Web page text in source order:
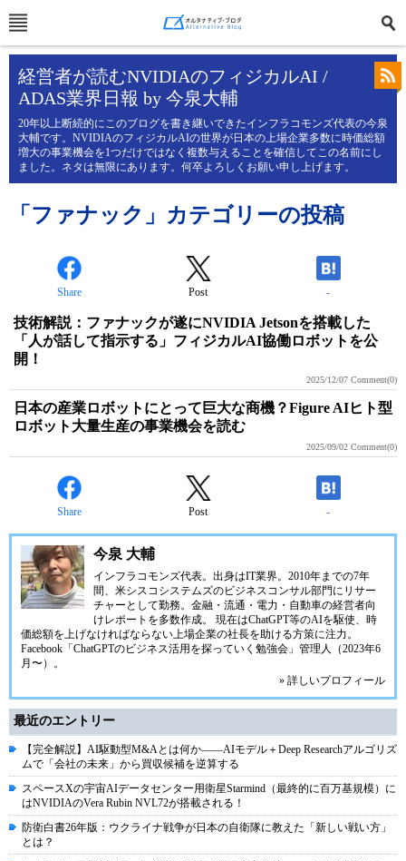
経営者が読むNVIDIAのフィジカルAI /
ADAS業界日報 by 今泉大輔
20年以上断続的にこのブログを書き継いできたインフラコモンズ代表の今泉
大輔です。NVIDIAのフィジカルAIの世界が日本の上場企業多数に時価総額
増大の事業機会を1つだけではなく複数与えることを確信してこの名前にし
ました。ネタは無限にあります。何卒よろしくお願い申し上げます。
「ファナック」カテゴリーの投稿
Share Post -
技術解説：ファナックが遂にNVIDIA Jetsonを搭載した
「人が話して指示する」フィジカルAI協働ロボットを公
開！
2025/12/07 Comment(0)
日本の産業ロボットにとって巨大な商機？Figure AIヒト型
ロボット大量生産の事業機会を読む
2025/09/02 Comment(0)
Share Post -
今泉 大輔
インフラコモンズ代表。出身はIT業界。2010年までの7年
間、米シスコシステムズのビジネスコンサル部門にリサー
チャーとして勤務。金融・流通・電力・自動車の経営者向
けレポートを多数作成。 現在はChatGPT等のAIを駆使、時
価総額を上げなければならない上場企業の社長を助ける方策に注力。
Facebook「ChatGPTのビジネス活用を探っていく勉強会」管理人（2023年6
月〜）。
» 詳しいプロフィール
最近のエントリー
【完全解説】AI駆動型M&Aとは何か――AIモデル＋Deep Researchアルゴリズ
ムで「会社の未来」から買収候補を逆算する
スペースXの宇宙AIデータセンター用衛星Starmind（最終的に百万基規模）に
はNVIDIAのVera Rubin NVL72が搭載される！
防衛白書26年版：ウクライナ戦争が日本の自衛隊に教えた「新しい戦い方」
とは？